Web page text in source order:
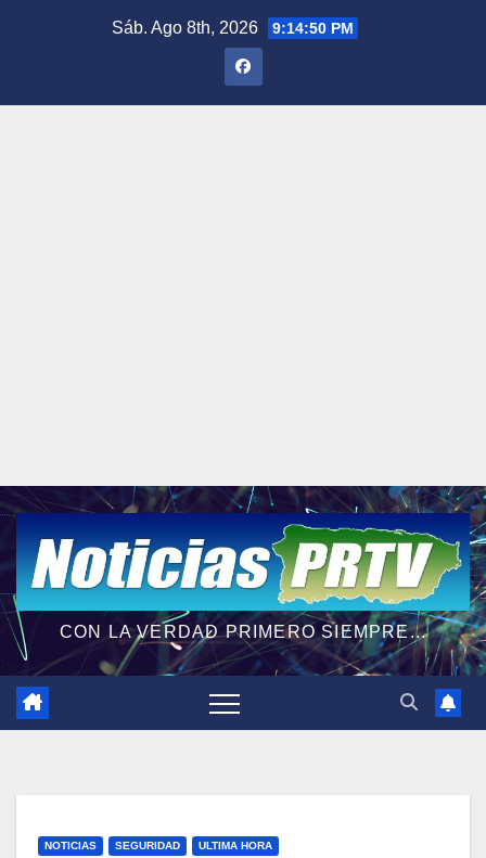
Sáb. Ago 8th, 2026 9:14:51 PM
CON LA VERDAD PRIMERO SIEMPRE...
NOTICIAS SEGURIDAD ULTIMA HORA